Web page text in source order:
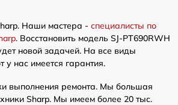
Наши мастера - специалисты по
. Восстановить модель SJ-PT690RWH
новой задачей. На все виды
у нас имеется гарантия.
выполнения ремонта. Мы большая
Sharp. Мы имеем более 20 тыс.